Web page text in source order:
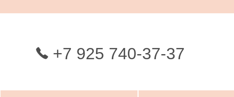
+7 925 740-37-37